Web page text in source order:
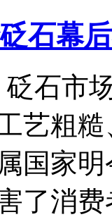
石幕
石市
艺粗
国家
了消